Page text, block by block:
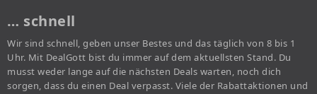
… schnell
Wir sind schnell, geben unser Bestes und das täglich von 8 bis 1
Uhr. Mit DealGott bist du immer auf dem aktuellsten Stand. Du
musst weder lange auf die nächsten Deals warten, noch dich
sorgen, dass du einen Deal verpasst. Viele der Rabattaktionen und